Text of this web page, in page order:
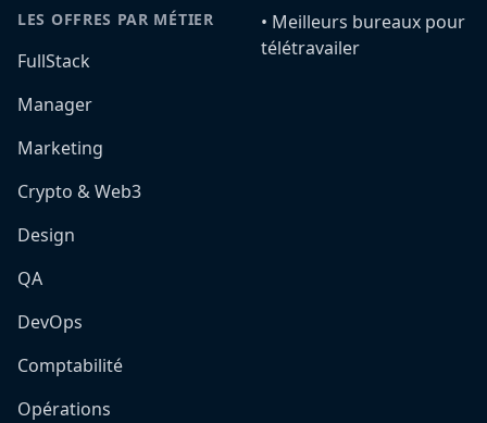
LES OFFRES PAR MÉTIER
FullStack
Manager
Marketing
Crypto & Web3
Design
QA
DevOps
Comptabilité
Opérations
•️ Meilleurs bureaux pour
télétravailer